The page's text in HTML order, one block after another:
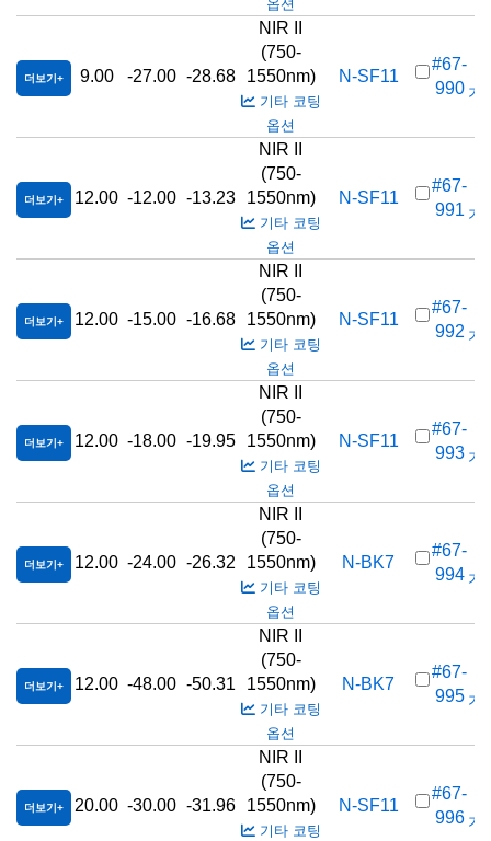
옵션
더보기 9.00 -27.00 -28.68
NIR II
(750-
1550nm)
기타 코팅
옵션
N-SF11
#67-
990 가
더보기 12.00 -12.00 -13.23
NIR II
(750-
1550nm)
기타 코팅
옵션
N-SF11
#67-
991 가
더보기 12.00 -15.00 -16.68
NIR II
(750-
1550nm)
기타 코팅
옵션
N-SF11
#67-
992 가
더보기 12.00 -18.00 -19.95
NIR II
(750-
1550nm)
기타 코팅
옵션
N-SF11
#67-
993 가
더보기 12.00 -24.00 -26.32
NIR II
(750-
1550nm)
기타 코팅
옵션
N-BK7
#67-
994 가
더보기 12.00 -48.00 -50.31
NIR II
(750-
1550nm)
기타 코팅
옵션
N-BK7
#67-
995 가
더보기 20.00 -30.00 -31.96
NIR II
(750-
1550nm)
기타 코팅
N-SF11
#67-
996 가